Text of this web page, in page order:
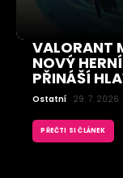
VALORANT
NOVÝ
PŘINÁŠÍ
Ostatní 29. 7. 2026
PŘEČTI SI ČLÁNEK